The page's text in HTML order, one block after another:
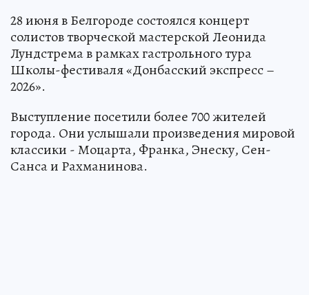
28 июня в Белгороде состоялся концерт
солистов творческой мастерской Леонида
Лундстрема в рамках гастрольного тура
Школы-фестиваля «Донбасский экспресс –
2026».
Выступление посетили более 700 жителей
города. Они услышали произведения мировой
классики - Моцарта, Франка, Энеску, Сен-
Санса и Рахманинова.